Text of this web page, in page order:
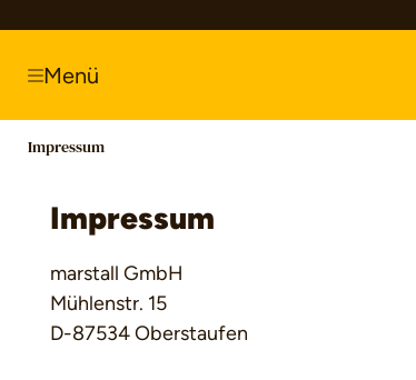
Zur Hauptnavigation springen
Menü
Impressum
Impressum
marstall GmbH
Mühlenstr. 15
D-87534 Oberstaufen